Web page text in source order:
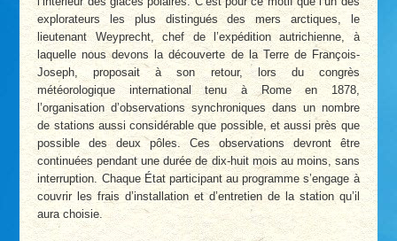
explorateurs les plus distingués des mers arctiques, le
lieutenant Weyprecht, chef de l’expédition autrichienne, à
laquelle nous devons la découverte de la Terre de François-
Joseph, proposait à son retour, lors du congrès
météorologique international tenu à Rome en 1878,
l’organisation d’observations synchroniques dans un nombre
de stations aussi considérable que possible, et aussi près que
possible des deux pôles. Ces observations devront être
continuées pendant une durée de dix-huit mois au moins, sans
interruption. Chaque État participant au programme s’engage à
couvrir les frais d’installation et d’entretien de la station qu’il
aura choisie.